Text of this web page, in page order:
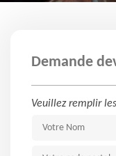
Demande
Veuillez remplir